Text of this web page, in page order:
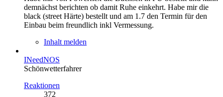
demnächst berichten ob damit Ruhe einkehrt. Habe mir die
black (street Härte) bestellt und am 1.7 den Termin für den
Einbau beim freundlich inkl Vermessung.
Inhalt melden
INeedNOS
Schönwetterfahrer
Reaktionen
372